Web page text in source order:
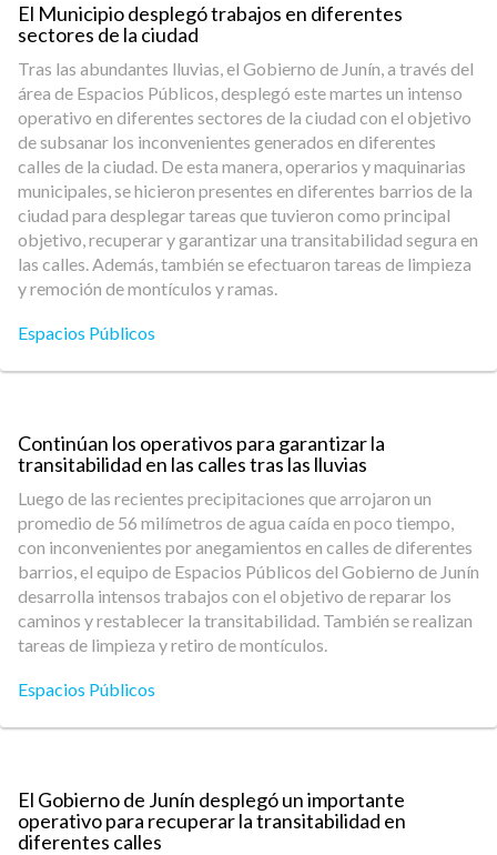
El Municipio desplegó trabajos en diferentes
sectores de la ciudad
Tras las abundantes lluvias, el Gobierno de Junín, a través del
área de Espacios Públicos, desplegó este martes un intenso
operativo en diferentes sectores de la ciudad con el objetivo
de subsanar los inconvenientes generados en diferentes
calles de la ciudad. De esta manera, operarios y maquinarias
municipales, se hicieron presentes en diferentes barrios de la
ciudad para desplegar tareas que tuvieron como principal
objetivo, recuperar y garantizar una transitabilidad segura en
las calles. Además, también se efectuaron tareas de limpieza
y remoción de montículos y ramas.
Espacios Públicos
Continúan los operativos para garantizar la
transitabilidad en las calles tras las lluvias
Luego de las recientes precipitaciones que arrojaron un
promedio de 56 milímetros de agua caída en poco tiempo,
con inconvenientes por anegamientos en calles de diferentes
barrios, el equipo de Espacios Públicos del Gobierno de Junín
desarrolla intensos trabajos con el objetivo de reparar los
caminos y restablecer la transitabilidad. También se realizan
tareas de limpieza y retiro de montículos.
Espacios Públicos
El Gobierno de Junín desplegó un importante
operativo para recuperar la transitabilidad en
diferentes calles